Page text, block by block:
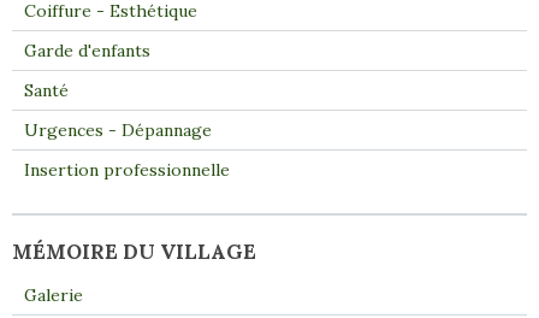
Coiffure - Esthétique
Garde d'enfants
Santé
Urgences - Dépannage
Insertion professionnelle
MÉMOIRE DU VILLAGE
Galerie